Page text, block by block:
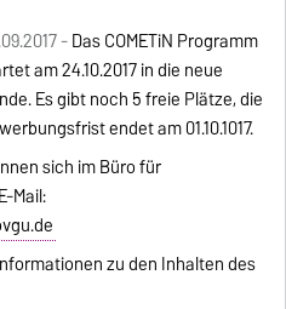
-Das COMETiN Programm
am 24.10.2017 in die neue
Es gibt noch 5 freie Plätze, die
endet am 01.10.1017.
sich im Büro für
Mail:
zu den Inhalten des